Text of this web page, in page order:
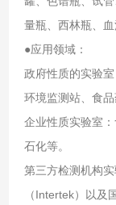
量瓶、西林瓶、血
●应用领域：
政府性质的实验
环境监测站、食品
企业性质实验室
石化等。
第三方检测机构
（Intertek）以及